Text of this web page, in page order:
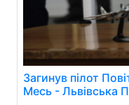
Загинув пілот
Месь - Львівська